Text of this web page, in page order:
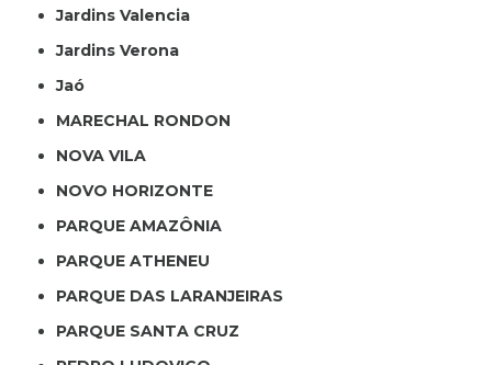
Jardins Valencia
Jardins Verona
Jaó
MARECHAL RONDON
NOVA VILA
NOVO HORIZONTE
PARQUE AMAZÔNIA
PARQUE ATHENEU
PARQUE DAS LARANJEIRAS
PARQUE SANTA CRUZ